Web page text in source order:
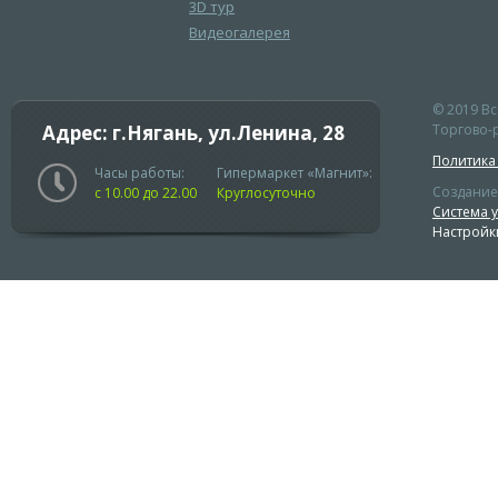
3D тур
Видеогалерея
Адрес: г.Нягань, ул.Ленина, 28
Часы работы:
с 10.00 до 22.00
Гипермаркет «Магнит»:
Круглосуточно
© 2019
Торгово-
Система